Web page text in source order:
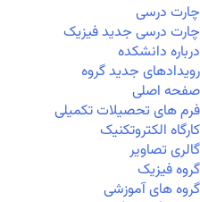
چارت درسی
چارت درسی جدید فیزیک
درباره دانشکده
رویدادهای جدید گروه
صفحه اصلی
فرم های تحصیلات تکمیلی
کارگاه الکتروتکنیک
گالری تصاویر
گروه فیزیک
گروه های آموزشی